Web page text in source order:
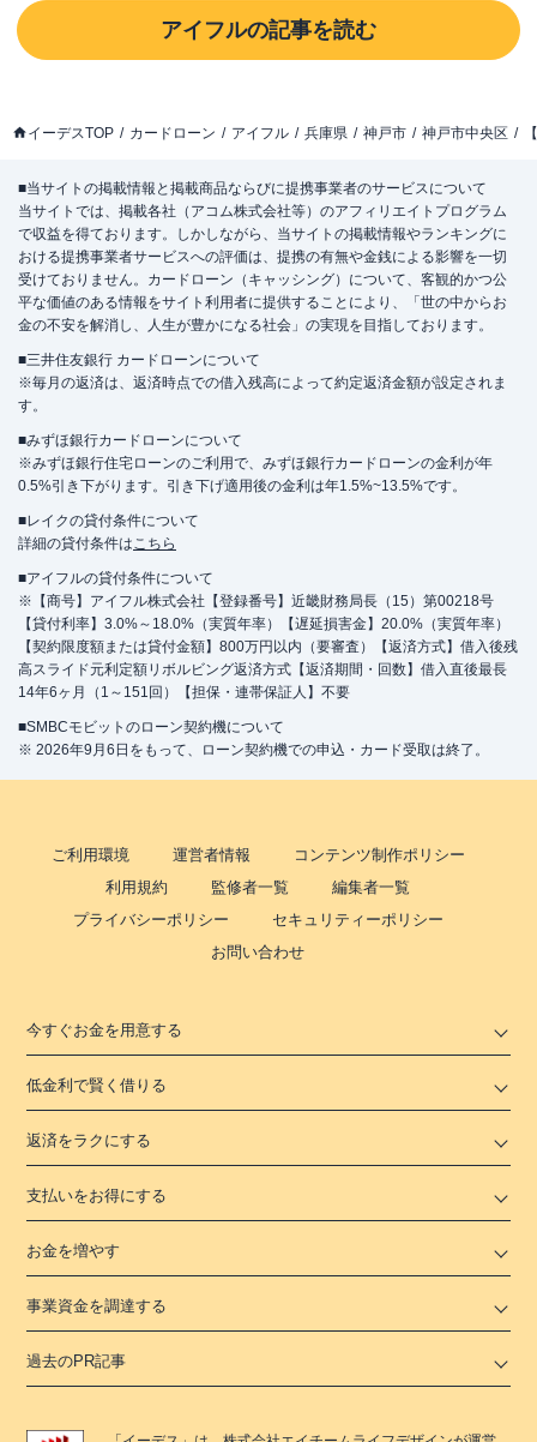
アイフルの記事を読む
イーデスTOP カードローン アイフル 兵庫県 神戸市 神戸市中央区
■当サイトの掲載情報と掲載商品ならびに提携事業者のサービスについて
当サイトでは、掲載各社（アコム株式会社等）のアフィリエイトプログラム
で収益を得ております。しかしながら、当サイトの掲載情報やランキングに
おける提携事業者サービスへの評価は、提携の有無や金銭による影響を一切
受けておりません。カードローン（キャッシング）について、客観的かつ公
平な価値のある情報をサイト利用者に提供することにより、「世の中からお
金の不安を解消し、人生が豊かになる社会」の実現を目指しております。
■三井住友銀行 カードローンについて
※毎月の返済は、返済時点での借入残高によって約定返済金額が設定されま
す。
■みずほ銀行カードローンについて
※みずほ銀行住宅ローンのご利用で、みずほ銀行カードローンの金利が年
0.5%引き下がります。引き下げ適用後の金利は年1.5%~13.5%です。
■レイクの貸付条件について
詳細の貸付条件はこちら
■アイフルの貸付条件について
※【商号】アイフル株式会社【登録番号】近畿財務局長（15）第00218号
【貸付利率】3.0%～18.0%（実質年率）【遅延損害金】20.0%（実質年率）
【契約限度額または貸付金額】800万円以内（要審査）【返済方式】借入後残
高スライド元利定額リボルビング返済方式【返済期間・回数】借入直後最長
14年6ヶ月（1～151回）【担保・連帯保証人】不要
■SMBCモビットのローン契約機について
※ 2026年9月6日をもって、ローン契約機での申込・カード受取は終了。
ご利用環境 運営者情報
コンテンツ制作ポリシー
利用規約
監修者一覧
編集者一覧
プライバシーポリシー
セキュリティーポリシー
お問い合わせ
今すぐお金を用意する
低金利で賢く借りる
返済をラクにする
支払いをお得にする
お金を増やす
事業資金を調達する
過去のPR記事